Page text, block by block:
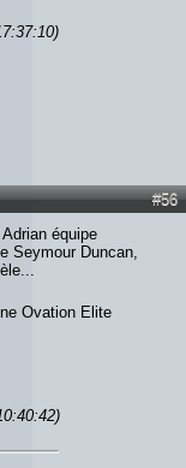
#56
équipe
Seymour Duncan,
Ovation Elite